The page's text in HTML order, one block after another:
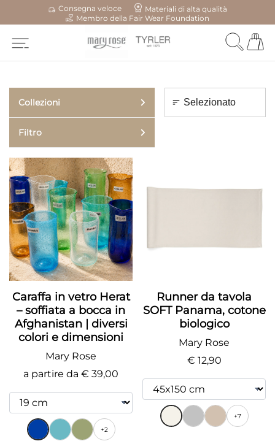
Consegna veloce
Materiali di alta qualità
Membro della Fair Wear Foundation
Collezioni
Filtro
Caraffa in vetro Herat
– soffiata a bocca in
Afghanistan | diversi
colori e dimensioni
Mary Rose
a partire da € 39,00
+2
Runner da tavola
SOFT Panama, cotone
biologico
Mary Rose
€ 12,90
+7